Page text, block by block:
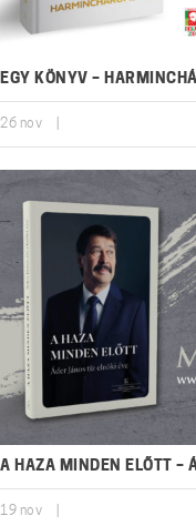
EGY KÖNYV –
26 nov
A HAZA MINDEN ELŐTT –
19 nov